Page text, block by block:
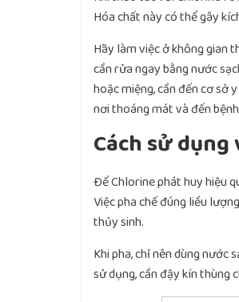
Hóa chất này có thể gây
Hãy làm việc ở không gian
cần rửa ngay bằng nước
hoặc miệng, cần đến cơ sở
nơi thoáng mát và đến
Cách sử dụng
Để Chlorine phát huy hiệu
Việc pha chế đúng liều
thủy sinh.
Khi pha, chỉ nên dùng nước
sử dụng, cần đậy kín thùng